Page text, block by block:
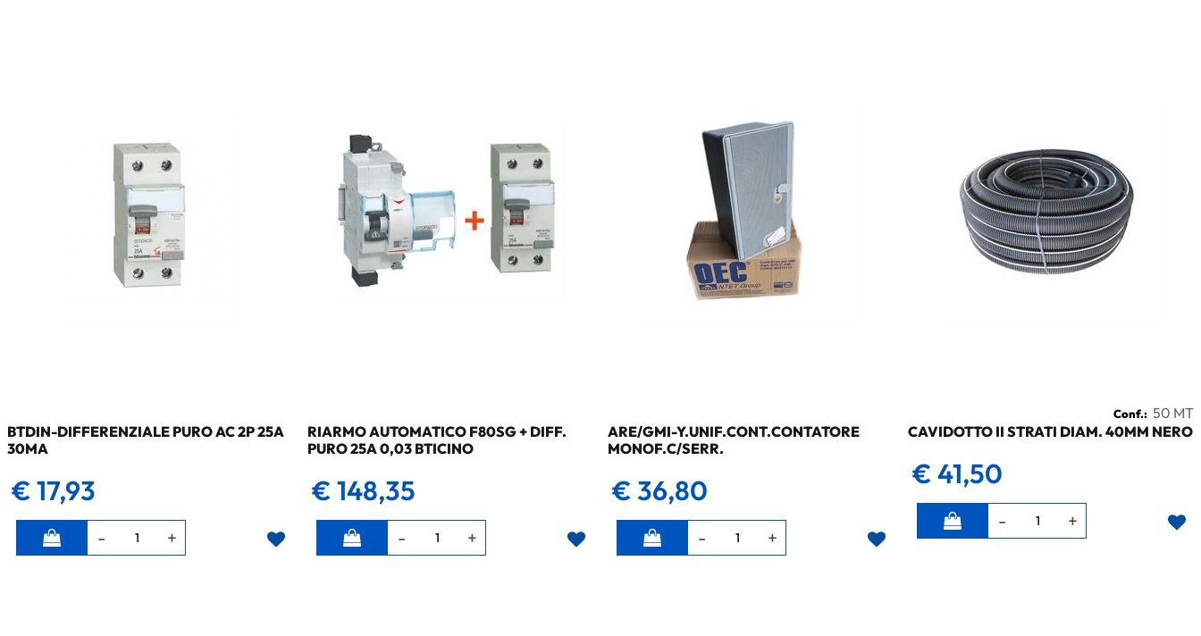
BTDIN-DIFFERENZIALE PURO AC 2P 25A
30MA
€ 17,93
Quantità
RIARMO AUTOMATICO F80SG + DIFF.
PURO 25A 0,03 BTICINO
€ 148,35
Quantità
ARE/GMI-Y.UNIF.CONT.CONTATORE
MONOF.C/SERR.
€ 36,80
Quantità
Conf.: 50 MT
CAVIDOTTO II STRATI DIAM. 40MM NERO
€ 41,50
Quantità